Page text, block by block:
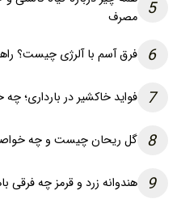
5
مصرف
6 فرق آسم با آلرژی چیست؟
7 فواید خاکشیر در بارداری؛
8 گل ریحان چیست و چه
9 هندوانه زرد و قرمز چه فرقی